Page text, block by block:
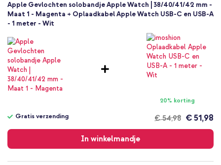
Apple Gevlochten solobandje Apple Watch | 38/40/41/42 mm -
Maat 1 - Magenta + Oplaadkabel Apple Watch USB-C en USB-A
- 1 meter - Wit
20% korting
€ 54,98
Gratis verzending € 51,98
In winkelmandje
verzending